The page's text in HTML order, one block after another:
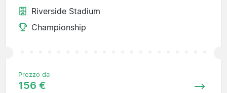
Riverside Stadium
Championship
Prezzo da
156 €